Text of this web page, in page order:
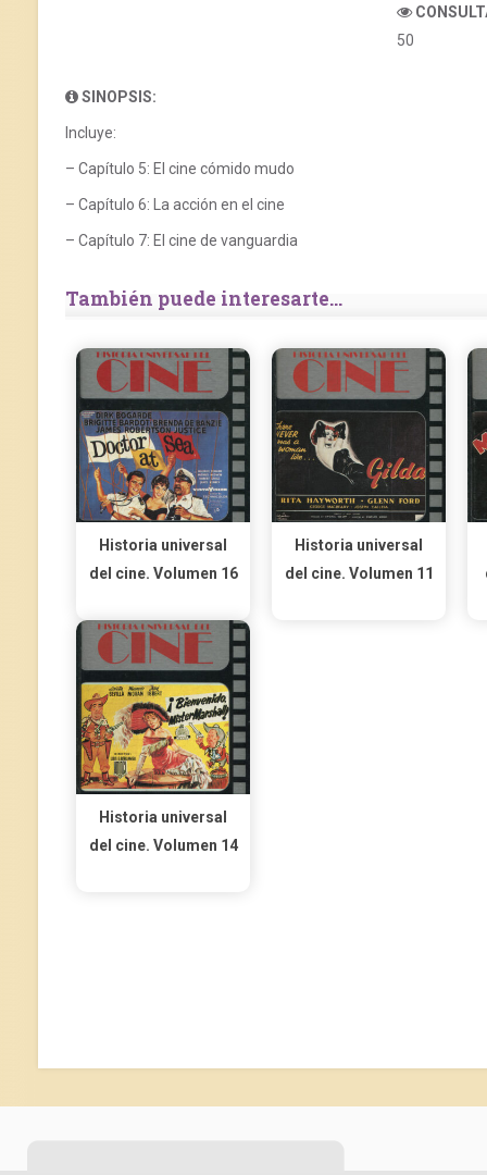
50
SINOPSIS:
Incluye:
– Capítulo 5: El cine cómido mudo
– Capítulo 6: La acción en el cine
– Capítulo 7: El cine de vanguardia
También puede interesarte...
Historia universal
del cine. Volumen 16
Historia universal
del cine. Volumen 11
Historia universal
del cine. Volumen 14